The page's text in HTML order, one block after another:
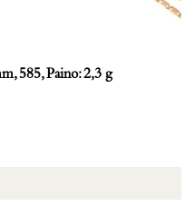
585, Paino: 2,3 g